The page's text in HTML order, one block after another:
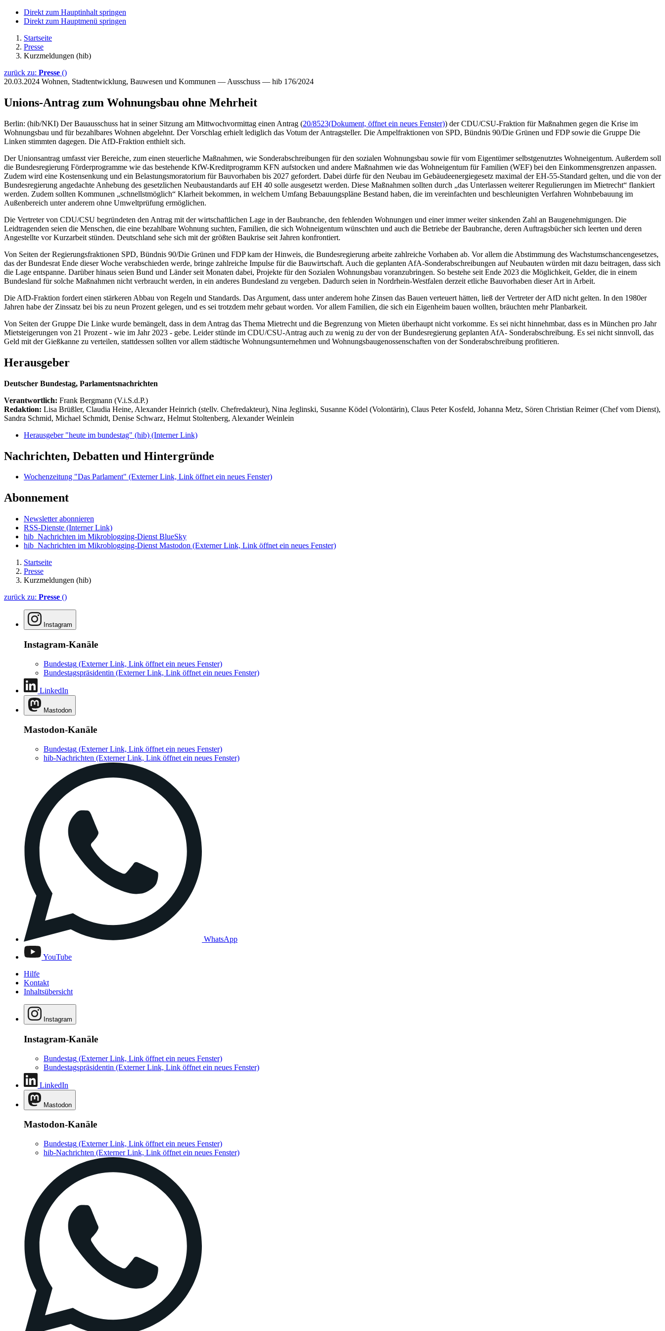
Direkt zum Hauptinhalt springen
Direkt zum Hauptmenü springen
Startseite
Presse
Kurzmeldungen (hib)
zurück zu: Presse ()
20.03.2024 Wohnen, Stadtentwicklung, Bauwesen und Kommunen — Ausschuss — hib 176/2024
Unions-Antrag zum Wohnungsbau ohne Mehrheit
Berlin: (hib/NKI) Der Bauausschuss hat in seiner Sitzung am Mittwochvormittag einen Antrag (20/8523(Dokument, öffnet ein neues Fenster)) der CDU/CSU-Fraktion für Maßnahmen gegen die Krise im
Wohnungsbau und für bezahlbares Wohnen abgelehnt. Der Vorschlag erhielt lediglich das Votum der Antragsteller. Die Ampelfraktionen von SPD, Bündnis 90/Die Grünen und FDP sowie die Gruppe Die
Linken stimmten dagegen. Die AfD-Fraktion enthielt sich.
Der Unionsantrag umfasst vier Bereiche, zum einen steuerliche Maßnahmen, wie Sonderabschreibungen für den sozialen Wohnungsbau sowie für vom Eigentümer selbstgenutztes Wohneigentum. Außerdem soll
die Bundesregierung Förderprogramme wie das bestehende KfW-Kreditprogramm KFN aufstocken und andere Maßnahmen wie das Wohneigentum für Familien (WEF) bei den Einkommensgrenzen anpassen.
Zudem wird eine Kostensenkung und ein Belastungsmoratorium für Bauvorhaben bis 2027 gefordert. Dabei dürfe für den Neubau im Gebäudeenergiegesetz maximal der EH-55-Standard gelten, und die von der
Bundesregierung angedachte Anhebung des gesetzlichen Neubaustandards auf EH 40 solle ausgesetzt werden. Diese Maßnahmen sollten durch „das Unterlassen weiterer Regulierungen im Mietrecht“ flankiert
werden. Zudem sollten Kommunen „schnellstmöglich“ Klarheit bekommen, in welchem Umfang Bebauungspläne Bestand haben, die im vereinfachten und beschleunigten Verfahren Wohnbebauung im
Außenbereich unter anderem ohne Umweltprüfung ermöglichen.
Die Vertreter von CDU/CSU begründeten den Antrag mit der wirtschaftlichen Lage in der Baubranche, den fehlenden Wohnungen und einer immer weiter sinkenden Zahl an Baugenehmigungen. Die
Leidtragenden seien die Menschen, die eine bezahlbare Wohnung suchten, Familien, die sich Wohneigentum wünschten und auch die Betriebe der Baubranche, deren Auftragsbücher sich leerten und deren
Angestellte vor Kurzarbeit stünden. Deutschland sehe sich mit der größten Baukrise seit Jahren konfrontiert.
Von Seiten der Regierungsfraktionen SPD, Bündnis 90/Die Grünen und FDP kam der Hinweis, die Bundesregierung arbeite zahlreiche Vorhaben ab. Vor allem die Abstimmung des Wachstumschancengesetzes,
das der Bundesrat Ende dieser Woche verabschieden werde, bringe zahlreiche Impulse für die Bauwirtschaft. Auch die geplanten AfA-Sonderabschreibungen auf Neubauten würden mit dazu beitragen, dass sich
die Lage entspanne. Darüber hinaus seien Bund und Länder seit Monaten dabei, Projekte für den Sozialen Wohnungsbau voranzubringen. So bestehe seit Ende 2023 die Möglichkeit, Gelder, die in einem
Bundesland für solche Maßnahmen nicht verbraucht werden, in ein anderes Bundesland zu vergeben. Dadurch seien in Nordrhein-Westfalen derzeit etliche Bauvorhaben dieser Art in Arbeit.
Die AfD-Fraktion fordert einen stärkeren Abbau von Regeln und Standards. Das Argument, dass unter anderem hohe Zinsen das Bauen verteuert hätten, ließ der Vertreter der AfD nicht gelten. In den 1980er
Jahren habe der Zinssatz bei bis zu neun Prozent gelegen, und es sei trotzdem mehr gebaut worden. Vor allem Familien, die sich ein Eigenheim bauen wollten, bräuchten mehr Planbarkeit.
Von Seiten der Gruppe Die Linke wurde bemängelt, dass in dem Antrag das Thema Mietrecht und die Begrenzung von Mieten überhaupt nicht vorkomme. Es sei nicht hinnehmbar, dass es in München pro Jahr
Mietsteigerungen von 21 Prozent - wie im Jahr 2023 - gebe. Leider stünde im CDU/CSU-Antrag auch zu wenig zu der von der Bundesregierung geplanten AfA- Sonderabschreibung. Es sei nicht sinnvoll, das
Geld mit der Gießkanne zu verteilen, stattdessen sollten vor allem städtische Wohnungsunternehmen und Wohnungsbaugenossenschaften von der Sonderabschreibung profitieren.
Herausgeber
Deutscher Bundestag, Parlamentsnachrichten
Verantwortlich: Frank Bergmann (V.i.S.d.P.)
Redaktion: Lisa Brüßler, Claudia Heine, Alexander Heinrich (stellv. Chefredakteur), Nina Jeglinski, Susanne Ködel (Volontärin), Claus Peter Kosfeld, Johanna Metz, Sören Christian Reimer (Chef vom Dienst),
Sandra Schmid, Michael Schmidt, Denise Schwarz, Helmut Stoltenberg, Alexander Weinlein
Herausgeber "heute im bundestag" (hib) (Interner Link)
Nachrichten, Debatten und Hintergründe
Wochenzeitung "Das Parlament" (Externer Link, Link öffnet ein neues Fenster)
Abonnement
Newsletter abonnieren
RSS-Dienste (Interner Link)
hib_Nachrichten im Mikroblogging-Dienst BlueSky
hib_Nachrichten im Mikroblogging-Dienst Mastodon (Externer Link, Link öffnet ein neues Fenster)
Startseite
Presse
Kurzmeldungen (hib)
zurück zu: Presse ()
Instagram
Instagram-Kanäle
Bundestag (Externer Link, Link öffnet ein neues Fenster)
Bundestagspräsidentin (Externer Link, Link öffnet ein neues Fenster)
LinkedIn
Mastodon
Mastodon-Kanäle
Bundestag (Externer Link, Link öffnet ein neues Fenster)
hib-Nachrichten (Externer Link, Link öffnet ein neues Fenster)
WhatsApp
YouTube
Hilfe
Kontakt
Inhaltsübersicht
Instagram
Instagram-Kanäle
Bundestag (Externer Link, Link öffnet ein neues Fenster)
Bundestagspräsidentin (Externer Link, Link öffnet ein neues Fenster)
LinkedIn
Mastodon
Mastodon-Kanäle
Bundestag (Externer Link, Link öffnet ein neues Fenster)
hib-Nachrichten (Externer Link, Link öffnet ein neues Fenster)